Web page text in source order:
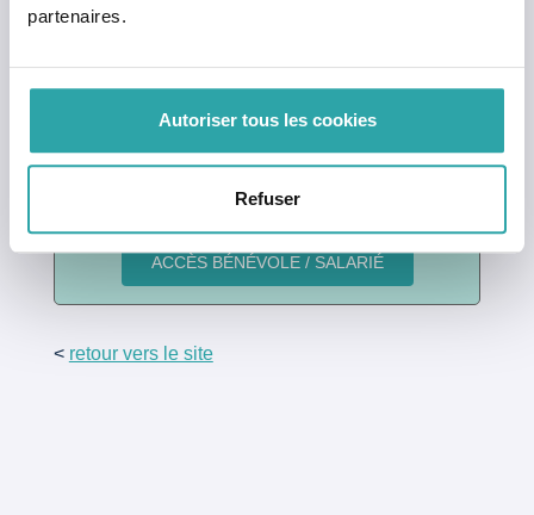
partenaires.
Autoriser tous les cookies
Refuser
Bénévole ou salarié ?
Connectez-vous en un clic
< retour vers le site